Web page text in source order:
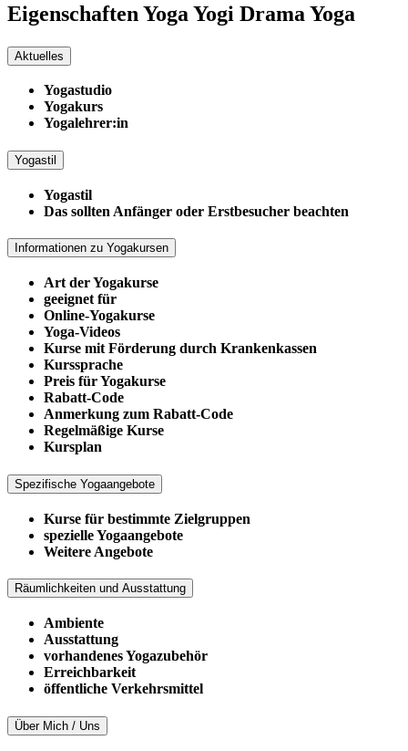
Eigenschaften Yoga Yogi Drama Yoga
Aktuelles
Yogastudio
Yogakurs
Yogalehrer:in
Yogastil
Yogastil
Das sollten Anfänger oder Erstbesucher beachten
Informationen zu Yogakursen
Art der Yogakurse
geeignet für
Online-Yogakurse
Yoga-Videos
Kurse mit Förderung durch Krankenkassen
Kurssprache
Preis für Yogakurse
Rabatt-Code
Anmerkung zum Rabatt-Code
Regelmäßige Kurse
Kursplan
Spezifische Yogaangebote
Kurse für bestimmte Zielgruppen
spezielle Yogaangebote
Weitere Angebote
Räumlichkeiten und Ausstattung
Ambiente
Ausstattung
vorhandenes Yogazubehör
Erreichbarkeit
öffentliche Verkehrsmittel
Über Mich / Uns